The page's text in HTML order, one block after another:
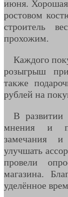
июня. Хорошая
ростовом
строитель
прохожим.
Каждого
розыгрыш
также
рублей на
В
мнения и
замечания
улучшать
провели
магазина.
уделённое